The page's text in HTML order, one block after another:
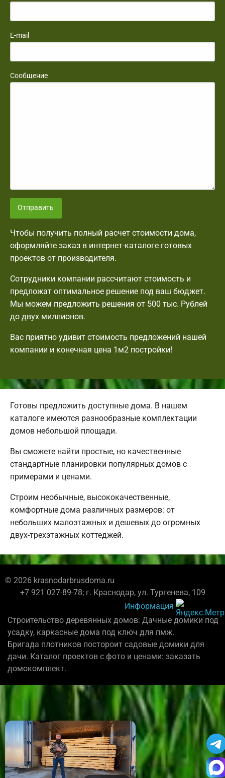
E-mail
Сообщение
Отправить
Чтобы получить полный расчет стоимости дома,
оформляйте заказ в интернет-каталоге готовых
проектов от производителя.
Сотрудники компании рассчитают стоимость и
предложат оптимальное решение под ваш бюджет.
Мы можем предложить решения от 500 тыс. Рублей
до двух миллионов.
Вас приятно удивит стоимость предложений нашей
компании и конечная цена 1м2 постройки!
Готовы предложить доступные дома. В нашем
каталоге имеются разнообразные комплектации
домов небольшой площади.
Вы сможете найти простые, но качественные
стандартные планировки популярных домов с
примерами и ценами.
Строим необычные, высококачественные,
комфортные дома различных размеров: от
небольших малоэтажных и дешевых до огромных
двух-трехэтажных коттеджей.
© 2026 krasnodarbrusdoma.ru
+7 921 027-89-78; г. Краснодар, ул. Тургенева, 109
Информация
Строительство деревянных домов: Дачные домики под
усадку, каркасные дома под ключ для пмж.
Бригада плотников постороит садовые домики для
дачи. Каталог проектов с фото и ценами: заказать
домокомплект.